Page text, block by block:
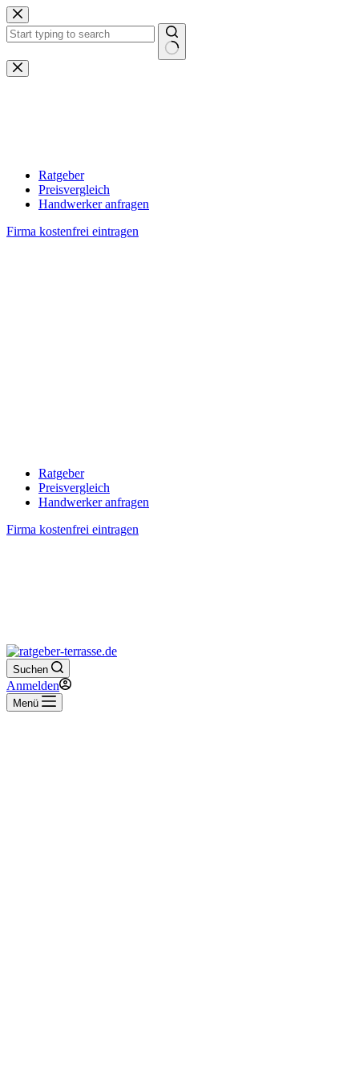
Zum
Inhalt
springen
Keine
Ergebnisse
Ratgeber
Preisvergleich
Handwerker anfragen
Firma kostenfrei eintragen
Ratgeber
Preisvergleich
Handwerker anfragen
Firma kostenfrei eintragen
Suchen
Anmelden
Menü